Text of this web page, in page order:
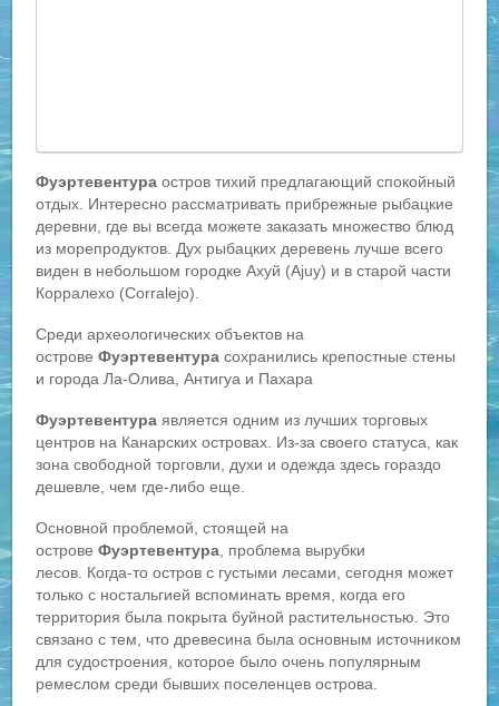
Фуэртевентура остров тихий предлагающий спокойный
отдых. Интересно рассматривать прибрежные рыбацкие
деревни, где вы всегда можете заказать множество блюд
из морепродуктов. Дух рыбацких деревень лучше всего
виден в небольшом городке Ахуй (Ajuy) и в старой части
Корралехо (Corralejo).
Среди археологических объектов на
островеФуэртевентура сохранились крепостные стены
и города Ла-Олива, Антигуа и Пахара
Фуэртевентура является одним из лучших торговых
центров на Канарских островах. Из-за своего статуса, как
зона свободной торговли, духи и одежда здесь гораздо
дешевле, чем где-либо еще.
Основной проблемой, стоящей на
островеФуэртевентура , проблема вырубки
лесов. Когда-то остров с густыми лесами, сегодня может
только с ностальгией вспоминать время, когда его
территория была покрыта буйной растительностью. Это
связано с тем, что древесина была основным источником
для судостроения, которое было очень популярным
ремеслом среди бывших поселенцев острова.